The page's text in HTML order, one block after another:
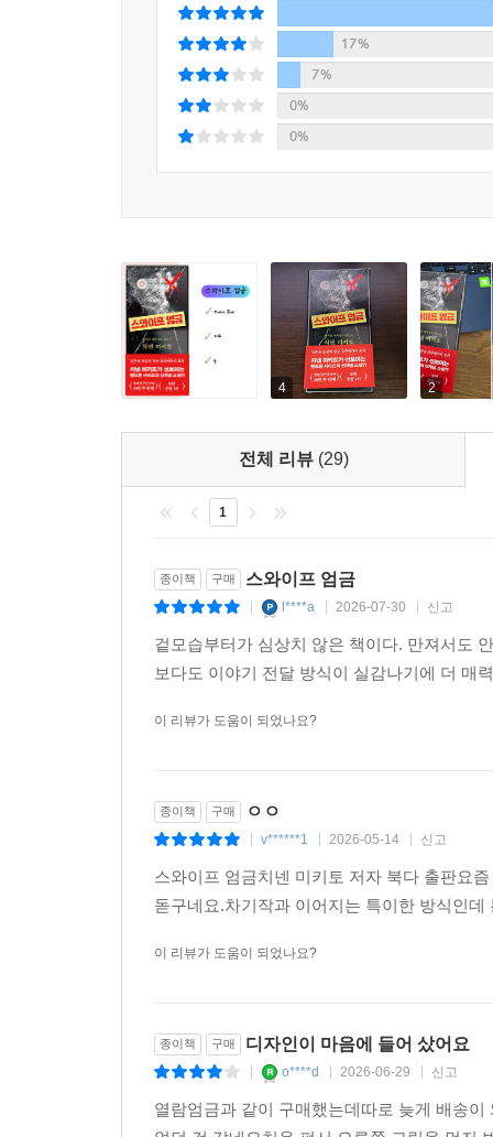
17%
7%
0%
0%
4 2
전체 리뷰 (29)
1
종이책 구매 스와이프 엄금
l****a 2026-07-30 신고
겉모습부터가 심상치 않은 책이다. 만져서도
보다도 이야기 전달 방식이 실감나기에 더 매
이 리뷰가 도움이 되었나요?
종이책 구매 ㅇㅇ
v******1 2026-05-14 신고
스와이프 엄금치넨 미키토 저자 북다 출판요
돋구네요.차기작과 이어지는 특이한 방식인
이 리뷰가 도움이 되었나요?
종이책 구매 디자인이 마음에 들어 샀어요
o****d 2026-06-29 신고
열람엄금과 같이 구매했는데따로 늦게 배송